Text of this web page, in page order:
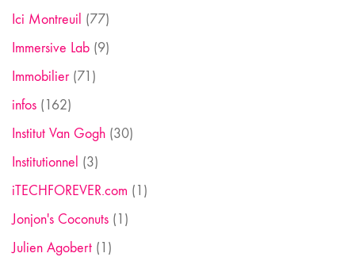
Ici Montreuil (77)
Immersive Lab (9)
Immobilier(71)
infos (162)
Institut Van Gogh (30)
Institutionnel (3)
iTECHFOREVER.com (1)
Jonjon's Coconuts (1)
Julien Agobert (1)